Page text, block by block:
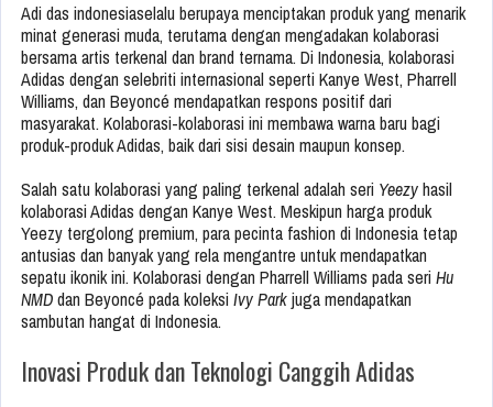
Adi das indonesiaselalu berupaya menciptakan produk yang menarik
minat generasi muda, terutama dengan mengadakan kolaborasi
bersama artis terkenal dan brand ternama. Di Indonesia, kolaborasi
Adidas dengan selebriti internasional seperti Kanye West, Pharrell
Williams, dan Beyoncé mendapatkan respons positif dari
masyarakat. Kolaborasi-kolaborasi ini membawa warna baru bagi
produk-produk Adidas, baik dari sisi desain maupun konsep.
Salah satu kolaborasi yang paling terkenal adalah seri Yeezyhasil
kolaborasi Adidas dengan Kanye West. Meskipun harga produk
Yeezy tergolong premium, para pecinta fashion di Indonesia tetap
antusias dan banyak yang rela mengantre untuk mendapatkan
sepatu ikonik ini. Kolaborasi dengan Pharrell Williams pada seri Hu
NMDdan Beyoncé pada koleksi Ivy Parkjuga mendapatkan
sambutan hangat di Indonesia.
Inovasi Produk dan Teknologi Canggih Adidas